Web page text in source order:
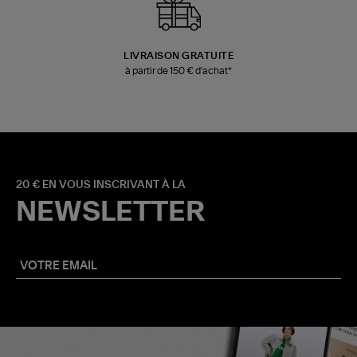
LIVRAISON GRATUITE
à partir de 150 € d'achat*
20 € EN VOUS INSCRIVANT À LA
NEWSLETTER